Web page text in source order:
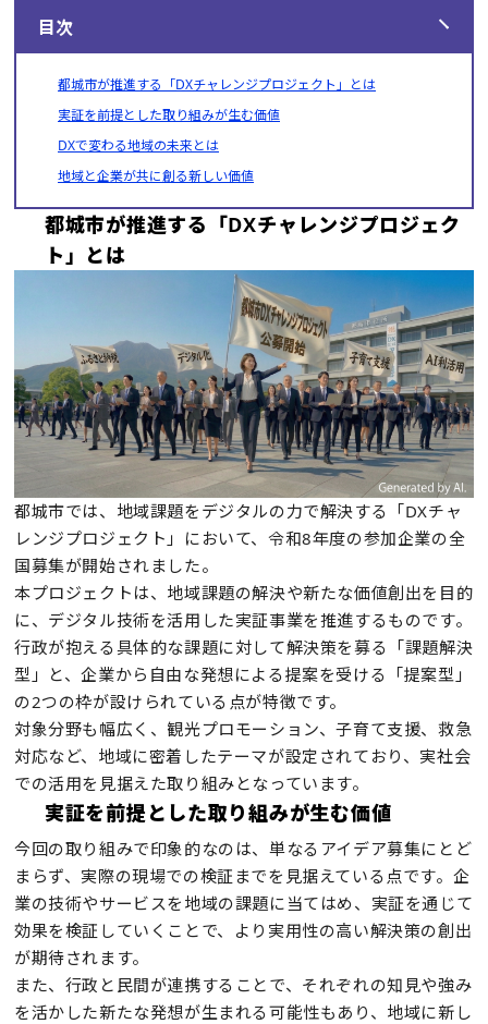
目次
都城市が推進する「DXチャレンジプロジェクト」とは
実証を前提とした取り組みが生む価値
DXで変わる地域の未来とは
地域と企業が共に創る新しい価値
都城市が推進する「DXチャレンジプロジェク
ト」とは
都城市では、地域課題をデジタルの力で解決する「DXチャ
レンジプロジェクト」において、令和8年度の参加企業の全
国募集が開始されました。
本プロジェクトは、地域課題の解決や新たな価値創出を目的
に、デジタル技術を活用した実証事業を推進するものです。
行政が抱える具体的な課題に対して解決策を募る「課題解決
型」と、企業から自由な発想による提案を受ける「提案型」
の2つの枠が設けられている点が特徴です。
対象分野も幅広く、観光プロモーション、子育て支援、救急
対応など、地域に密着したテーマが設定されており、実社会
での活用を見据えた取り組みとなっています。
実証を前提とした取り組みが生む価値
今回の取り組みで印象的なのは、単なるアイデア募集にとど
まらず、実際の現場での検証までを見据えている点です。企
業の技術やサービスを地域の課題に当てはめ、実証を通じて
効果を検証していくことで、より実用性の高い解決策の創出
が期待されます。
また、行政と民間が連携することで、それぞれの知見や強み
を活かした新たな発想が生まれる可能性もあり、地域に新し